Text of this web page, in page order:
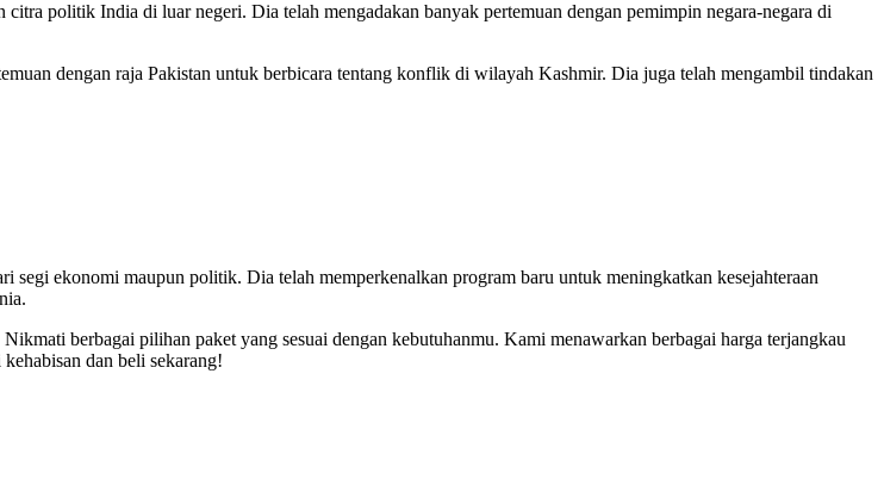
politik India di luar negeri. Dia telah mengadakan banyak pertemuan dengan pemimpin negara-negara di
dengan raja Pakistan untuk berbicara tentang konflik di wilayah Kashmir. Dia juga telah mengambil tindakan
ekonomi maupun politik. Dia telah memperkenalkan program baru untuk meningkatkan kesejahteraan
berbagai pilihan paket yang sesuai dengan kebutuhanmu. Kami menawarkan berbagai harga terjangkau
dan beli sekarang!